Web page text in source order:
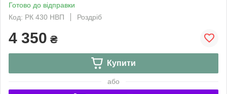
Готово до відправки
Код: РК 430 НВП
Роздріб
4 350 ₴
Купити
або